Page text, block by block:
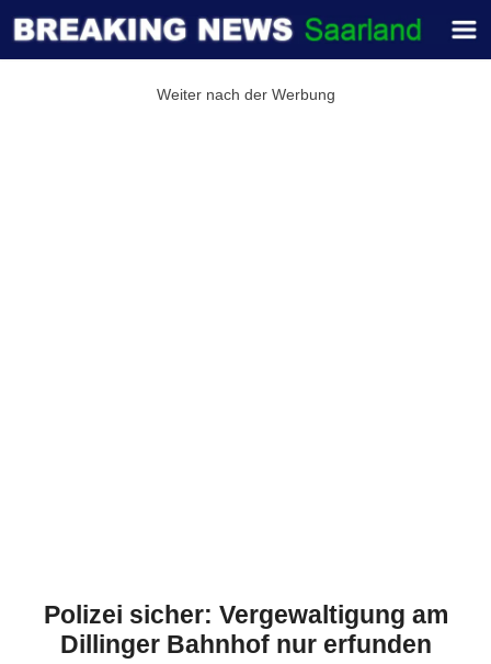
Weiter nach der Werbung
Polizei sicher: Vergewaltigung am
Dillinger Bahnhof nur erfunden